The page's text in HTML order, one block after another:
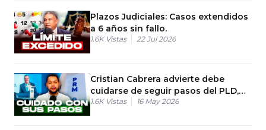
Plazos Judiciales: Casos extendidos
a 6 años sin fallo.
1.6K Vistas 22 Jul 2026
Cristian Cabrera advierte debe
cuidarse de seguir pasos del PLD,
FP y PRD
1.6K Vistas 16 May 2026